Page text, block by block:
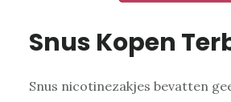
Snus Kopen
Snus nicotinezakjes bevatten